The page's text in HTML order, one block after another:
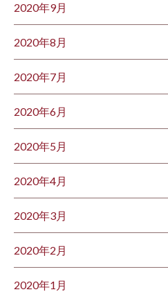
2020年9月
2020年8月
2020年7月
2020年6月
2020年5月
2020年4月
2020年3月
2020年2月
2020年1月